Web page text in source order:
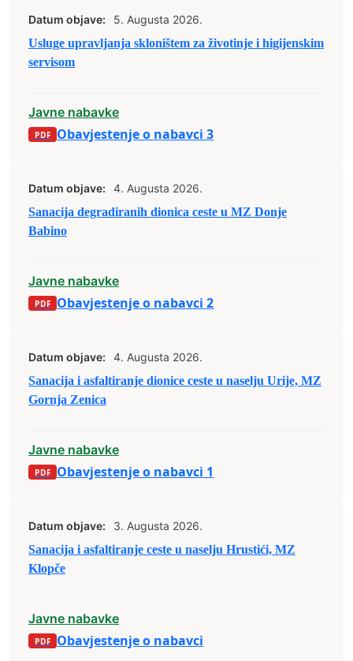
Datum objave:
5. Augusta 2026.
Usluge upravljanja skloništem za životinje i higijenskim
servisom
Javne nabavke
Obavjestenje o nabavci 3
Datum objave:
4. Augusta 2026.
Sanacija degradiranih dionica ceste u MZ Donje
Babino
Javne nabavke
Obavjestenje o nabavci 2
Datum objave:
4. Augusta 2026.
Sanacija i asfaltiranje dionice ceste u naselju Urije, MZ
Gornja Zenica
Javne nabavke
Obavjestenje o nabavci 1
Datum objave:
3. Augusta 2026.
Sanacija i asfaltiranje ceste u naselju Hrustići, MZ
Klopče
Javne nabavke
Obavjestenje o nabavci